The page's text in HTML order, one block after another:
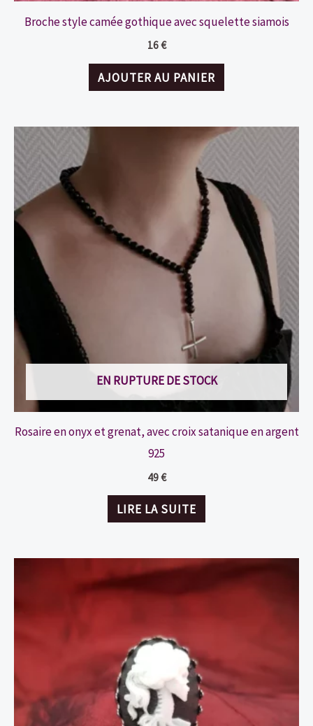
Broche style camée gothique avec squelette siamois
16€
AJOUTER AU PANIER
EN RUPTURE DE STOCK
Rosaire en onyx et grenat, avec croix satanique en argent
925
49€
LIRE LA SUITE